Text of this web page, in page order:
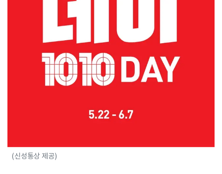
(신성통상 제공)